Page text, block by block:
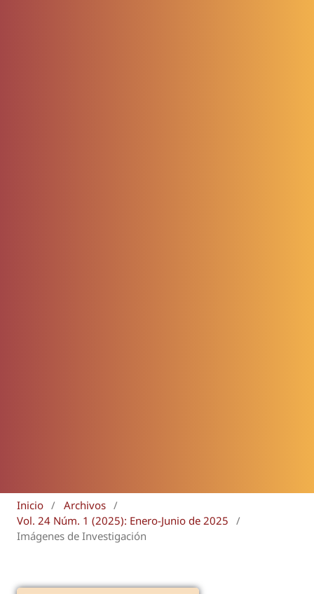
Inicio / Archivos /
Vol. 24 Núm. 1 (2025): Enero-Junio de 2025
/
Imágenes de Investigación